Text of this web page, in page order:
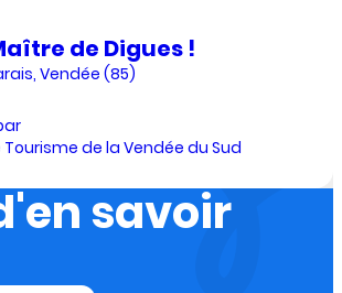
de Digues !
Vendée (85)
de la Vendée du Sud
savoir